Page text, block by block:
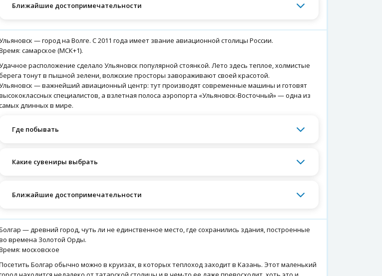
Ближайшие достопримечательности
— город на Волге. С 2011 года имеет звание авиационной столицы России.
самарское (МСК+1).
расположение сделало Ульяновск популярной стоянкой. Лето здесь теплое, холмистые
тонут в пышной зелени, волжские просторы завораживают своей красотой.
— важнейший авиационный центр: тут производят современные машины и готовят
специалистов, а взлетная полоса аэропорта «Ульяновск-Восточный» — одна из
длинных в мире.
Где побывать
Какие сувениры выбрать
Ближайшие достопримечательности
— древний город, чуть ли не единственное место, где сохранились здания, построенные
времена Золотой Орды.
московское
Болгар обычно можно в круизах, в которых теплоход заходит в Казань. Этот маленький